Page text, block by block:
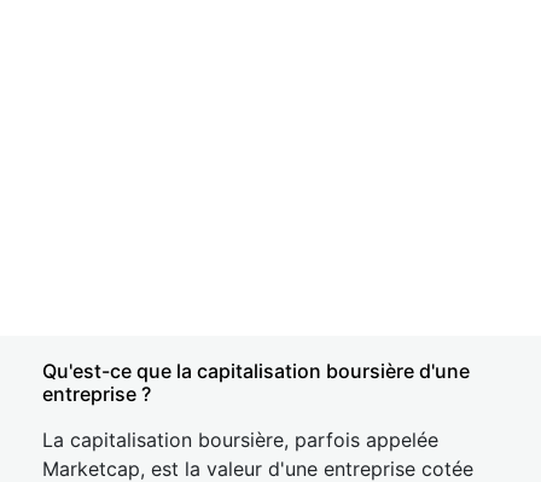
Qu'est-ce que la capitalisation boursière d'une
entreprise ?
La capitalisation boursière, parfois appelée
Marketcap, est la valeur d'une entreprise cotée